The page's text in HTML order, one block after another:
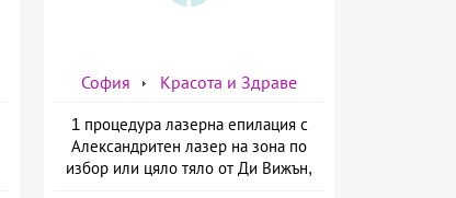
София Красота и Здраве
1 процедура лазерна епилация с
Александритен лазер на зона по
избор или цяло тяло от Ди Вижън,